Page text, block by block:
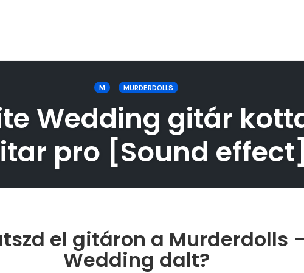
M MURDERDOLLS
Wedding gitár
pro [Sound effect]
el gitáron a Murderdolls
Wedding dalt?